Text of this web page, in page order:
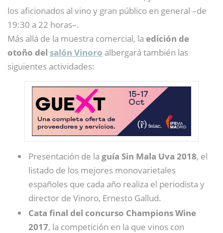
los aficionados al vino y gran público en general –de
19:30 a 22 horas–.
Más allá de la muestra comercial, la edición de
otoño del salón Vinoro albergará también las
siguientes actividades:
Presentación de la guía Sin Mala Uva 2018, el
listado de los mejores monovarietales
españoles que cada año realiza el periodista y
director de Vinoro, Ernesto Gallud.
Cata final del concurso Champions Wine
2017, la competición en la que vinos con